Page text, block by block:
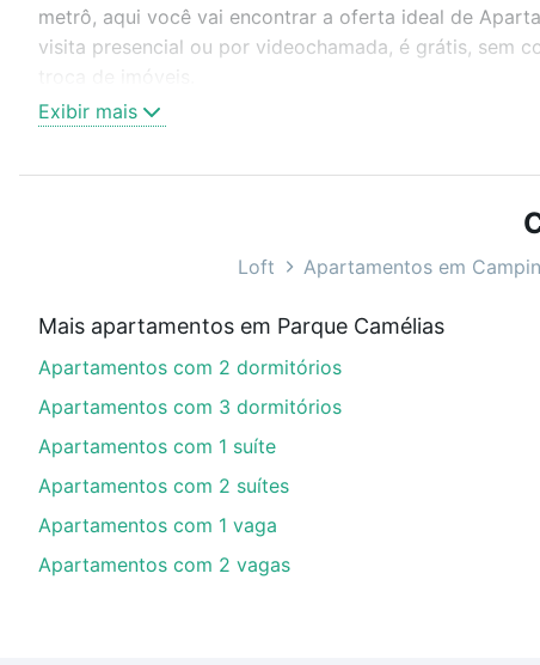
metrô, aqui você vai encontrar a oferta ideal de
visita presencial ou por videochamada, é grátis, sem
Como escolher um imóvel?
Use barra de busca no topo para pesquisar por ruas,
ou sem vaga de garagem para combinar
Apartamentos com 4 quartos à venda em Parque
Aqui na Loft temos a oferta ideal para você, com
opções de financiamento imobiliário as parcelas
veja em nosso portal quanto custa comprar um
Exibir mais
Loft Apartamentos em
Mais apartamentos em Parque Camélias
Apartamentos com 2 dormitórios
Apartamentos com 3 dormitórios
Apartamentos com 1 suíte
Apartamentos com 2 suítes
Apartamentos com 1 vaga
Apartamentos com 2 vagas